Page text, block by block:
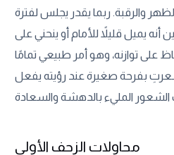
والرقبة. ربما يقدر يجلس لفترة
يميل قليلاً للأمام أو ينحني على
على توازنه، وهو أمر طبيعي تمامًا
بفرحة صغيرة عند رؤيته يفعل
محاولات الزحف الأولى